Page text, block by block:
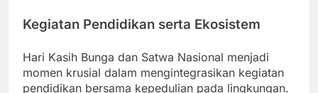
Kegiatan Pendidikan serta Ekosistem
Hari Kasih Bunga dan Satwa Nasional menjadi
momen krusial dalam mengintegrasikan kegiatan
pendidikan bersama kepedulian pada lingkungan.